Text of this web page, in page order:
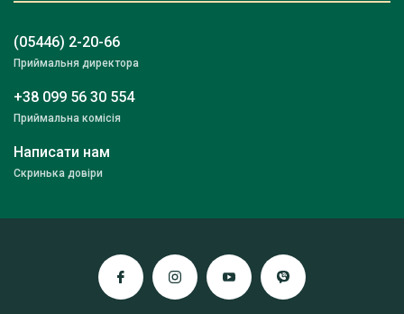
(05446) 2-20-66
Приймальня директора
+38 099 56 30 554
Приймальна комісія
Написати нам
Скринька довіри